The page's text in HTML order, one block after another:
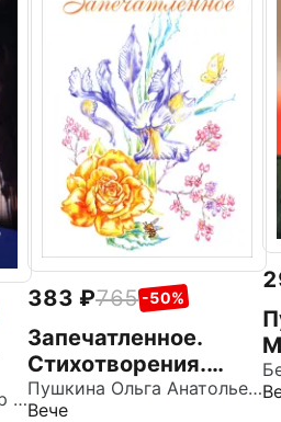
Городницкий Александр Моисеевич
383 765 -50%
Запечатленное.
Стихотворения.
Избранное
Пушкина Ольга Анатольевна
Вече